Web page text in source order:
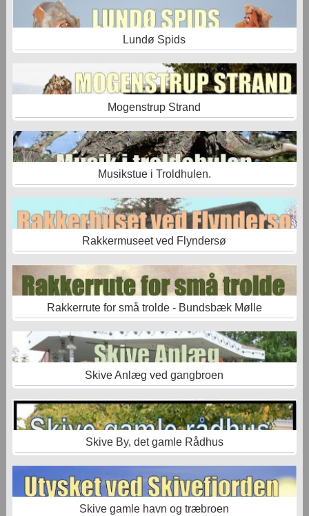
Lundø Spids
Mogenstrup Strand
Musikstue i Troldhulen.
Rakkermuseet ved Flyndersø
Rakkerrute for små trolde - Bundsbæk Mølle
Skive Anlæg ved gangbroen
Skive By, det gamle Rådhus
Skive gamle havn og træbroen